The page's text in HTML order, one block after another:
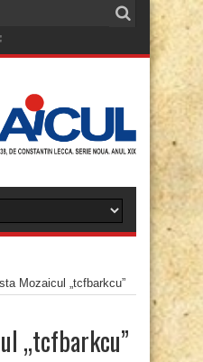
Mozaicul „tcfbarkcu”
„tcfbarkcu”